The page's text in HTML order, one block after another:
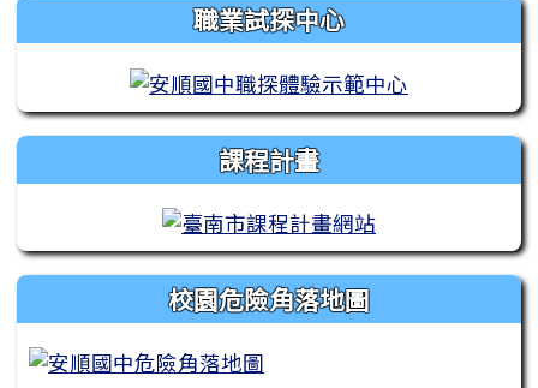
職業試探中心
課程計畫
校園危險角落地圖